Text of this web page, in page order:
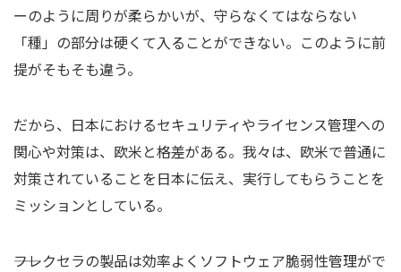
ーのように周りが柔らかいが、守らなくてはならない
「種」の部分は硬くて入ることができない。このように前
提がそもそも違う。
だから、日本におけるセキュリティやライセンス管理への
関心や対策は、欧米と格差がある。我々は、欧米で普通に
対策されていることを日本に伝え、実行してもらうことを
ミッションとしている。
――フレクセラの製品は効率よくソフトウェア脆弱性管理がで